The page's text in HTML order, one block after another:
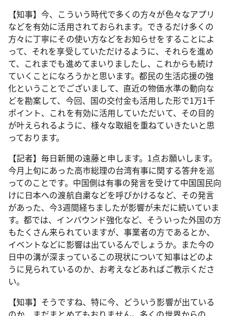
【知事】今、こういう時代で多くの方々が色々なアプリ
などを有効に活用されておられます。できるだけ多くの
方々に丁寧にその使い方などをお知らせをすることによ
って、それを享受していただけるように、それらを進め
て、これまでも進めてまいりましたし、これからも続け
ていくことになろうかと思います。都民の生活応援の強
化ということでございまして、直近の物価水準の動向な
どを勘案して、今回、国の交付金も活用した形で1万1千
ポイント、これを有効に活用していただいて、その目的
が叶えられるように、様々な取組を重ねていきたいと思
っております。
【記者】毎日新聞の遠藤と申します。1点お願いします。
今月上旬にあった高市総理の台湾有事に関する答弁を巡
ってのことです。中国側は有事の発言を受けて中国国民向
けに日本への渡航自粛などを呼びかけるなど、その発言
があった、今3週間経ちましたが影響が未だに続いていま
す。都では、インバウンド強化など、そういった外国の方
もたくさん来られていますが、事業者の方であるとか、
イベントなどに影響は出ているんでしょうか。また今の
日中の溝が深まっているこの現状について知事はどのよ
うに見られているのか、お考えなどあればご教示くださ
い。
【知事】そうですね、特に今、どういう影響が出ている